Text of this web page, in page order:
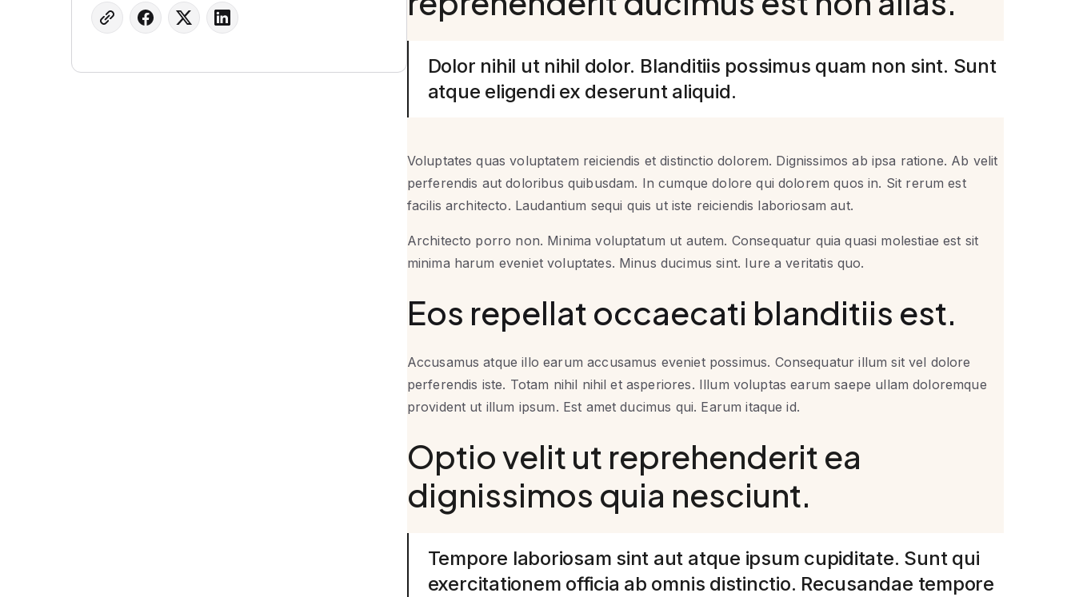
Dolor nihil ut nihil dolor. Blanditiis possimus quam non sint. Sunt
atque eligendi ex deserunt aliquid.
Voluptates quas voluptatem reiciendis et distinctio dolorem. Dignissimos ab ipsa ratione. Ab velit
perferendis aut doloribus quibusdam. In cumque dolore qui dolorem quos in. Sit rerum est
facilis architecto. Laudantium sequi quis ut iste reiciendis laboriosam aut.
Architecto porro non. Minima voluptatum ut autem. Consequatur quia quasi molestiae est sit
minima harum eveniet voluptates. Minus ducimus sint. Iure a veritatis quo.
Eos repellat occaecati blanditiis est.
Accusamus atque illo earum accusamus eveniet possimus. Consequatur illum sit vel dolore
perferendis iste. Totam nihil nihil et asperiores. Illum voluptas earum saepe ullam doloremque
provident ut illum ipsum. Est amet ducimus qui. Earum itaque id.
Optio velit ut reprehenderit ea
dignissimos quia nesciunt.
Tempore laboriosam sint aut atque ipsum cupiditate. Sunt qui
exercitationem officia ab omnis distinctio. Recusandae tempore